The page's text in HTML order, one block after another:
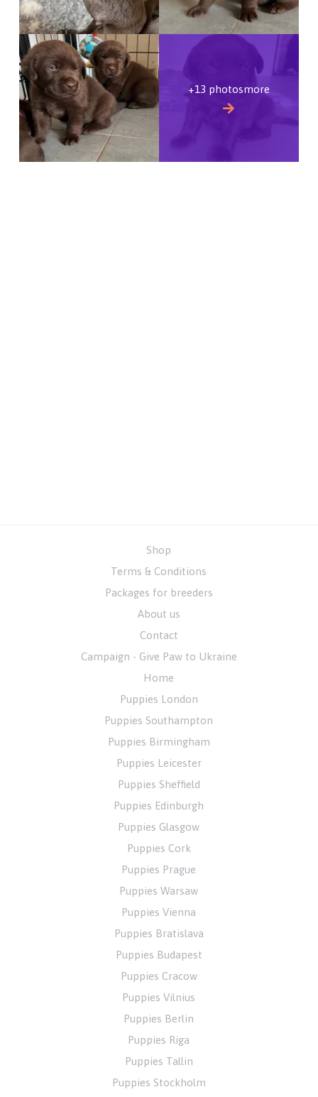
+13 photosmore
Shop
Terms & Conditions
Packages for breeders
About us
Contact
Campaign - Give Paw to Ukraine
Home
Puppies London
Puppies Southampton
Puppies Birmingham
Puppies Leicester
Puppies Sheffield
Puppies Edinburgh
Puppies Glasgow
Puppies Cork
Puppies Prague
Puppies Warsaw
Puppies Vienna
Puppies Bratislava
Puppies Budapest
Puppies Cracow
Puppies Vilnius
Puppies Berlin
Puppies Riga
Puppies Tallin
Puppies Stockholm